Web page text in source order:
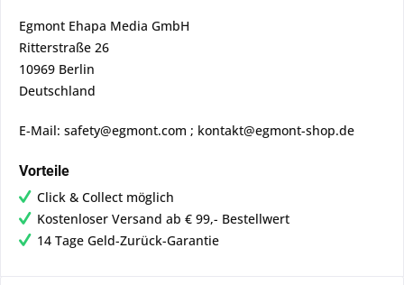
Egmont Ehapa Media GmbH
Ritterstraße 26
10969 Berlin
Deutschland
E-Mail: safety@egmont.com ; kontakt@egmont-shop.de
Vorteile
Click & Collect möglich
Kostenloser Versand ab € 99,- Bestellwert
14 Tage Geld-Zurück-Garantie